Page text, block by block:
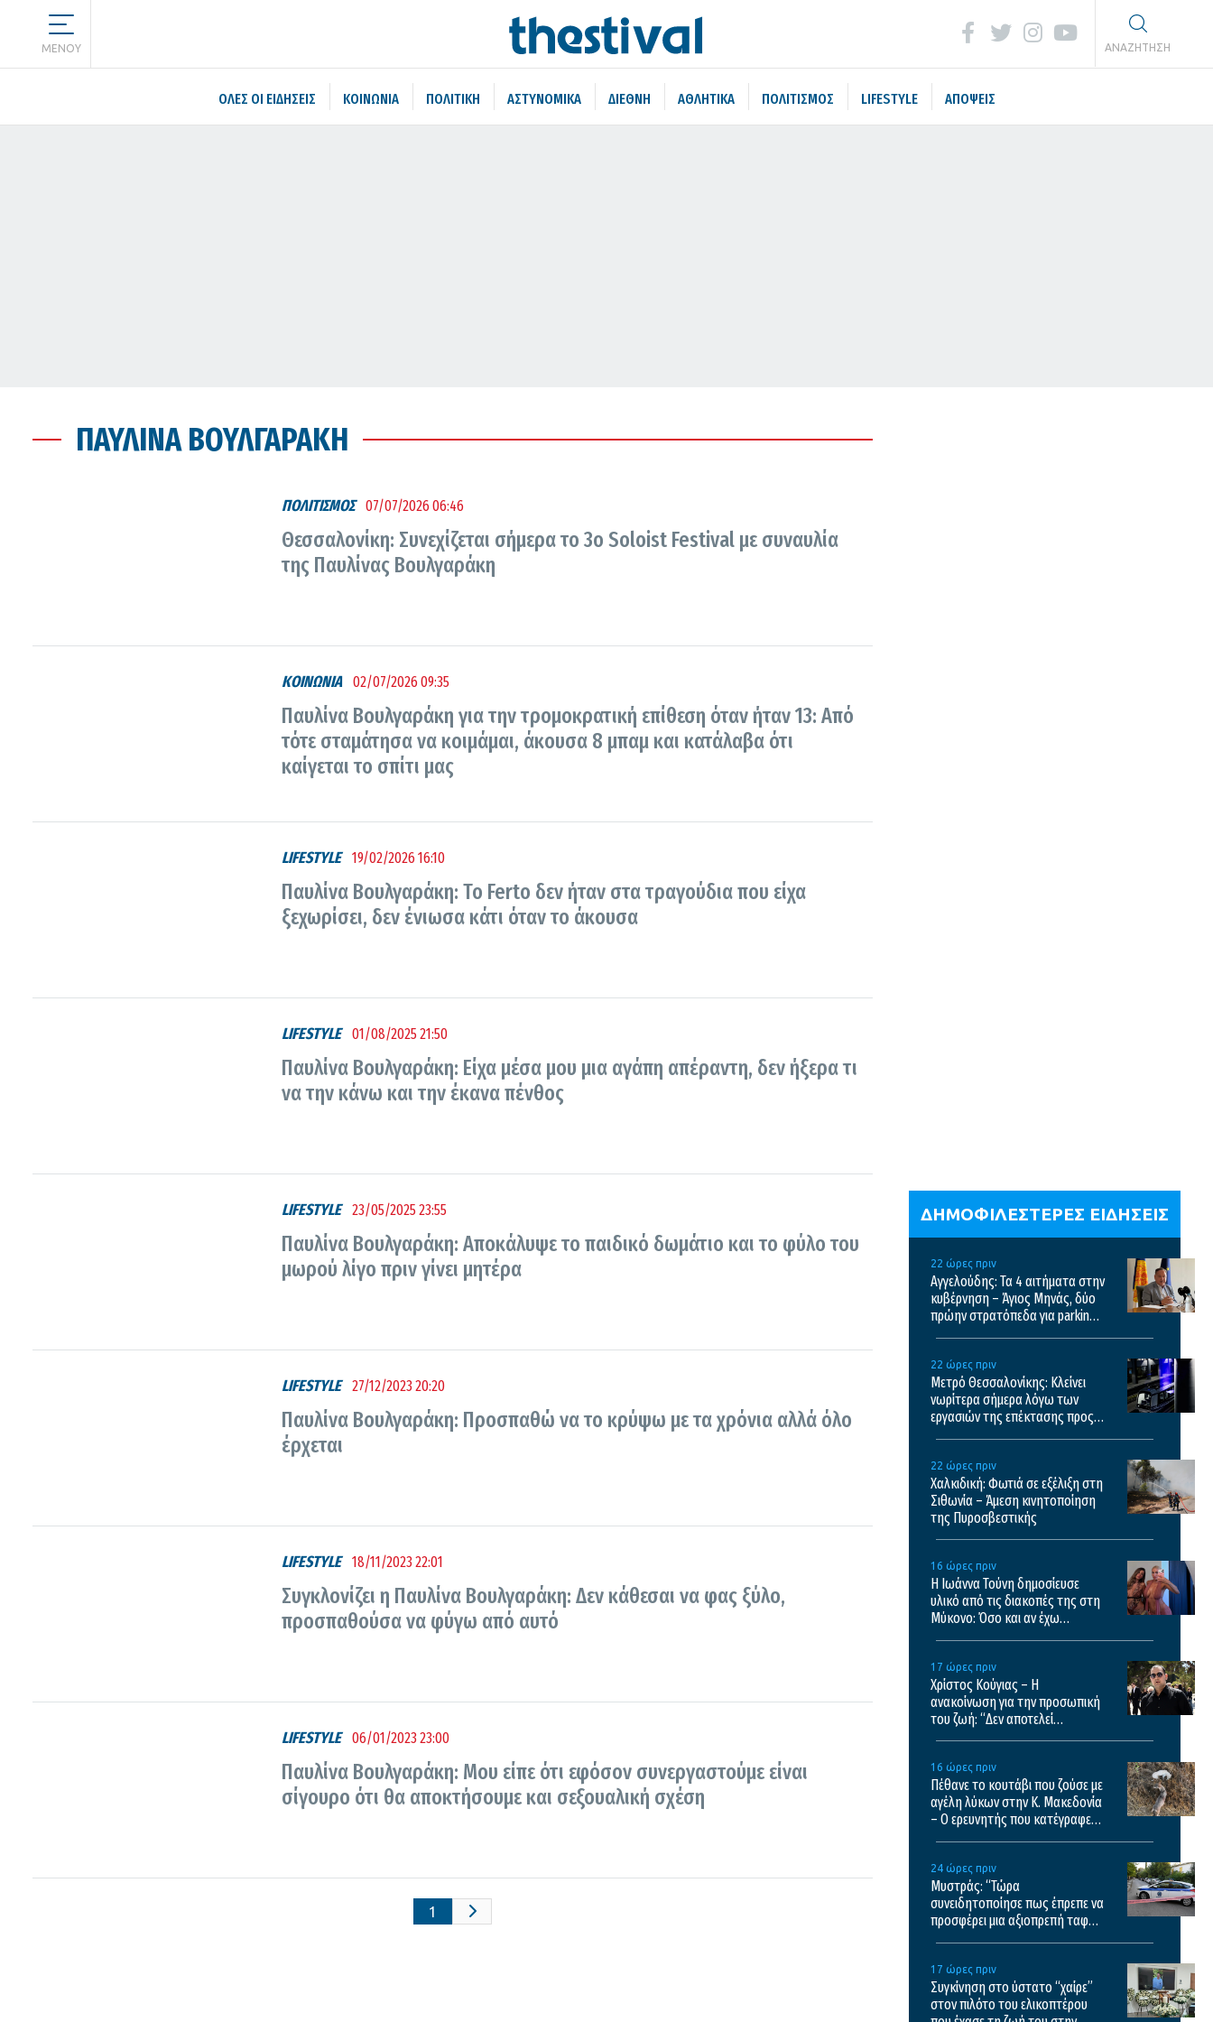
MENOY ΑΝΑΖΗΤΗΣΗ
ΌΛΕΣ ΟΙ ΕΙΔΉΣΕΙΣ ΚΟΙΝΩΝΙΑ ΠΟΛΙΤΙΚΗ ΑΣΤΥΝΟΜΙΚΑ ΔΙΕΘΝΗ ΑΘΛΗΤΙΚΑ ΠΟΛΙΤΙΣΜΟΣ LIFESTYLE ΑΠΟΨΕΙΣ
ΠΑΥΛΊΝΑ ΒΟΥΛΓΑΡΆΚΗ
ΠΟΛΙΤΙΣΜΟΣ 07/07/2026 06:46
Θεσσαλονίκη: Συνεχίζεται σήμερα το 3ο Soloist Festival με συναυλία
της Παυλίνας Βουλγαράκη
ΚΟΙΝΩΝΙΑ 02/07/2026 09:35
Παυλίνα Βουλγαράκη για την τρομοκρατική επίθεση όταν ήταν 13: Από
τότε σταμάτησα να κοιμάμαι, άκουσα 8 μπαμ και κατάλαβα ότι
καίγεται το σπίτι μας
LIFESTYLE 19/02/2026 16:10
Παυλίνα Βουλγαράκη: Το Ferto δεν ήταν στα τραγούδια που είχα
ξεχωρίσει, δεν ένιωσα κάτι όταν το άκουσα
LIFESTYLE 01/08/2025 21:50
Παυλίνα Βουλγαράκη: Είχα μέσα μου μια αγάπη απέραντη, δεν ήξερα τι
να την κάνω και την έκανα πένθος
LIFESTYLE 23/05/2025 23:55
Παυλίνα Βουλγαράκη: Αποκάλυψε το παιδικό δωμάτιο και το φύλο του
μωρού λίγο πριν γίνει μητέρα
LIFESTYLE 27/12/2023 20:20
Παυλίνα Βουλγαράκη: Προσπαθώ να το κρύψω με τα χρόνια αλλά όλο
έρχεται
LIFESTYLE 18/11/2023 22:01
Συγκλονίζει η Παυλίνα Βουλγαράκη: Δεν κάθεσαι να φας ξύλο,
προσπαθούσα να φύγω από αυτό
LIFESTYLE 06/01/2023 23:00
Παυλίνα Βουλγαράκη: Μου είπε ότι εφόσον συνεργαστούμε είναι
σίγουρο ότι θα αποκτήσουμε και σεξουαλική σχέση
1
ΔΗΜΟΦΙΛΕΣΤΕΡΕΣ ΕΙΔΗΣΕΙΣ
22 ώρες πριν
Αγγελούδης: Τα 4 αιτήματα στην
κυβέρνηση – Άγιος Μηνάς, δύο
πρώην στρατόπεδα για parking,
22 ώρες πριν
Μετρό Θεσσαλονίκης: Κλείνει
νωρίτερα σήμερα λόγω των
εργασιών της επέκτασης προς
22 ώρες πριν
Χαλκιδική: Φωτιά σε εξέλιξη στη
Σιθωνία – Άμεση κινητοποίηση
της Πυροσβεστικής
16 ώρες πριν
Η Ιωάννα Τούνη δημοσίευσε
υλικό από τις διακοπές της στη
Μύκονο: Όσο και αν έχω
17 ώρες πριν
Χρίστος Κούγιας – Η
ανακοίνωση για την προσωπική
του ζωή: “Δεν αποτελεί
16 ώρες πριν
Πέθανε το κουτάβι που ζούσε με
αγέλη λύκων στην Κ. Μακεδονία
– Ο ερευνητής που κατέγραφε
24 ώρες πριν
Μυστράς: “Τώρα
συνειδητοποίησε πως έπρεπε να
προσφέρει μια αξιοπρεπή ταφή
17 ώρες πριν
Συγκίνηση στο ύστατο “χαίρε”
στον πιλότο του ελικοπτέρου